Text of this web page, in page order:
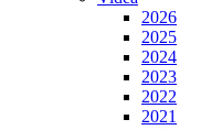
2026
2025
2024
2023
2022
2021